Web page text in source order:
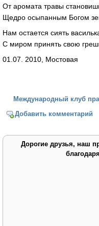
От аромата травы
Щедро осыпанным Богом
Нам остается сиять
С миром принять свою
01.07. 2010, Мостовая
Международный клуб
Добавить комментарий
Дорогие друзья, наш